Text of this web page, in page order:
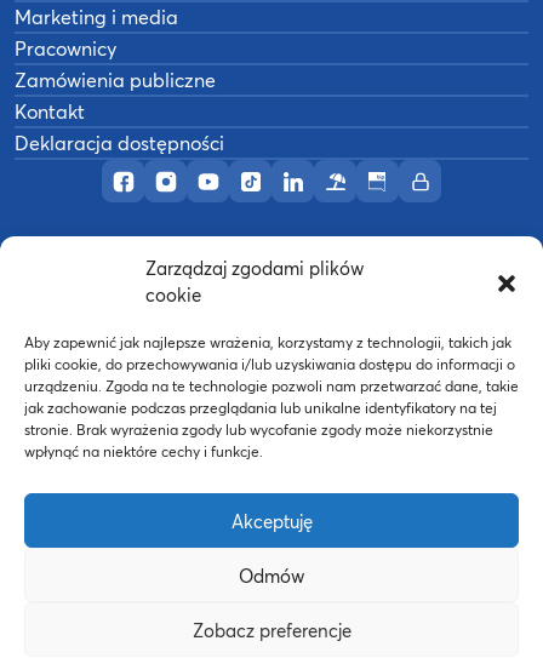
Zarządzaj zgodami plików
cookie
Aby zapewnić jak najlepsze wrażenia, korzystamy z technologii, takich jak
pliki cookie, do przechowywania i/lub uzyskiwania dostępu do informacji o
urządzeniu. Zgoda na te technologie pozwoli nam przetwarzać dane, takie
jak zachowanie podczas przeglądania lub unikalne identyfikatory na tej
stronie. Brak wyrażenia zgody lub wycofanie zgody może niekorzystnie
wpłynąć na niektóre cechy i funkcje.
Akceptuję
Odmów
Zobacz preferencje
Profil AWF Poznań w serwisie Facebook
Profil AWF Poznań w serwisie Instagram
Profil AWF Poznań w serwisie YouTube
Profil AWF Poznań w serwisie
Profil AWF Poznań w
OśrodekBiuletynIntranet
Marketing i media
Pracownicy
Zamówienia publiczne
Kontakt
Deklaracja dostępności
Akademia Wychowania Fizycznego w
Wykonanie: nFinity.pl
środków Europejskiego Funduszu Społecznego oraz